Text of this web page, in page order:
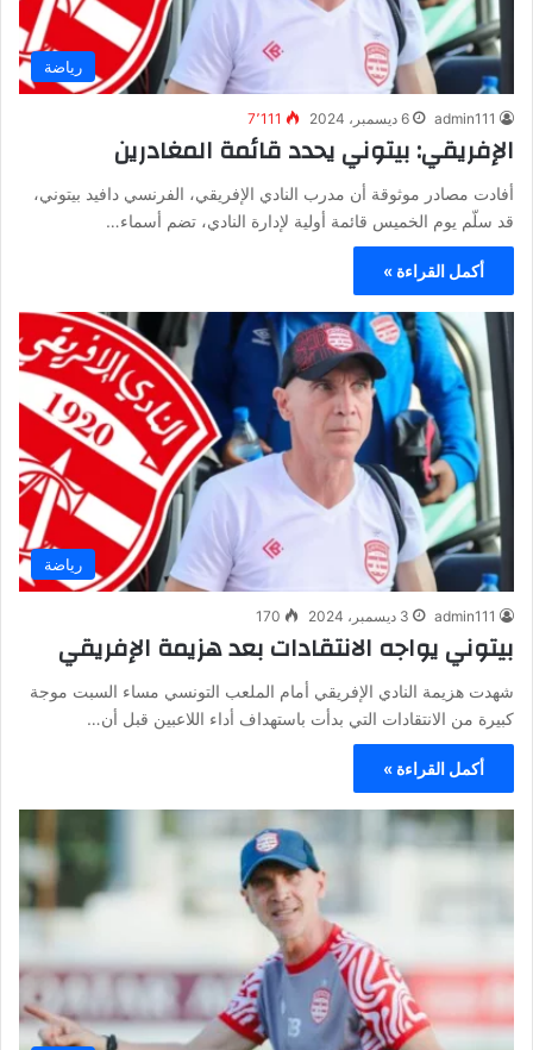
رياضة
admin111 6 ديسمبر، 2024 7٬111
الإفريقي: بيتوني يحدد قائمة المغادرين
أفادت مصادر موثوقة أن مدرب النادي الإفريقي، الفرنسي دافيد بيتوني،
قد سلّم يوم الخميس قائمة أولية لإدارة النادي، تضم أسماء…
أكمل القراءة »
رياضة
admin111 3 ديسمبر، 2024 170
بيتوني يواجه الانتقادات بعد هزيمة الإفريقي
شهدت هزيمة النادي الإفريقي أمام الملعب التونسي مساء السبت موجة
كبيرة من الانتقادات التي بدأت باستهداف أداء اللاعبين قبل أن…
أكمل القراءة »